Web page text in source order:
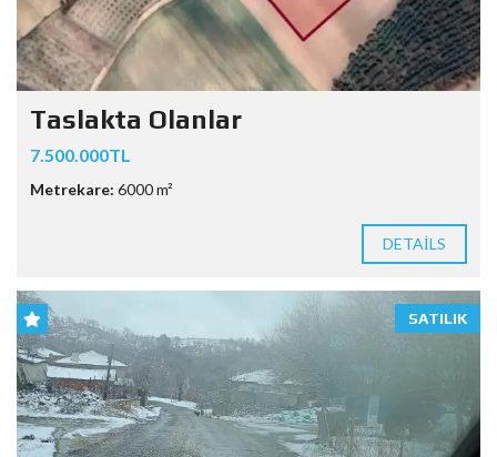
Taslakta Olanlar
7.500.000TL
Metrekare: 6000 m²
DETAILS
SATILIK